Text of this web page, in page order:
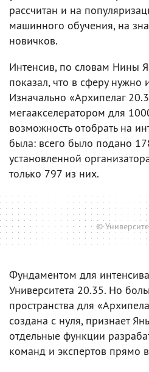
рассчитан и на
машинного обучения, на
новичков.
Интенсив, по словам Нины
показал, что в сферу нужно
Изначально «Архипелаг
мегаакселератором для
возможность отобрать на
была: всего было подано
установленной
только 797 из них.
©
Фундаментом для
Университета 20.35. Но
пространства для
создана с нуля, признает
отдельные функции
команд и экспертов прямо